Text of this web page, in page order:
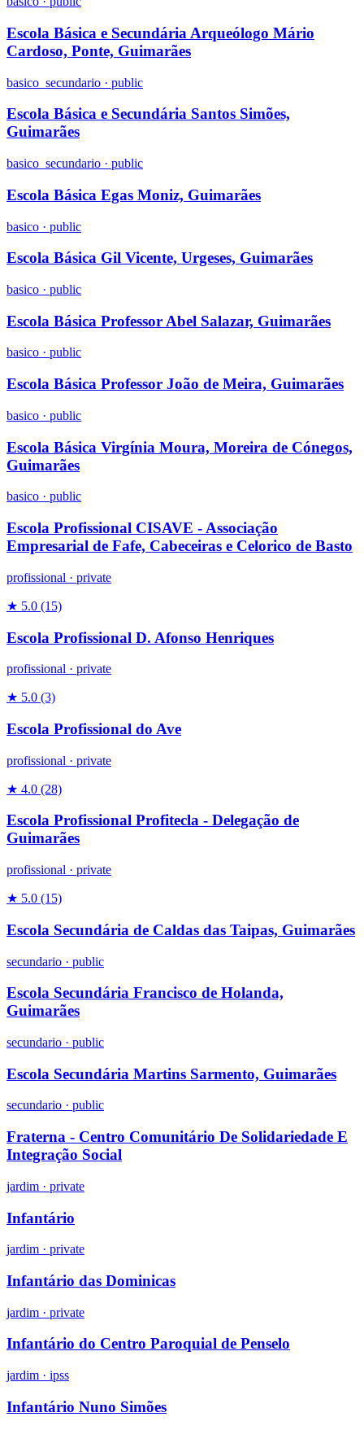
Escola Básica e Secundária Arqueólogo Mário
Cardoso, Ponte, Guimarães
basico_secundario · public
Escola Básica e Secundária Santos Simões,
Guimarães
basico_secundario · public
Escola Básica Egas Moniz, Guimarães
basico · public
Escola Básica Gil Vicente, Urgeses, Guimarães
basico · public
Escola Básica Professor Abel Salazar, Guimarães
basico · public
Escola Básica Professor João de Meira, Guimarães
basico · public
Escola Básica Virgínia Moura, Moreira de Cónegos,
Guimarães
basico · public
Escola Profissional CISAVE - Associação
Empresarial de Fafe, Cabeceiras e Celorico de Basto
profissional · private
★ 5.0 (15)
Escola Profissional D. Afonso Henriques
profissional · private
★ 5.0 (3)
Escola Profissional do Ave
profissional · private
★ 4.0 (28)
Escola Profissional Profitecla - Delegação de
Guimarães
profissional · private
★ 5.0 (15)
Escola Secundária de Caldas das Taipas, Guimarães
secundario · public
Escola Secundária Francisco de Holanda,
Guimarães
secundario · public
Escola Secundária Martins Sarmento, Guimarães
secundario · public
Fraterna - Centro Comunitário De Solidariedade E
Integração Social
jardim · private
Infantário
jardim · private
Infantário das Dominicas
jardim · private
Infantário do Centro Paroquial de Penselo
jardim · ipss
Infantário Nuno Simões